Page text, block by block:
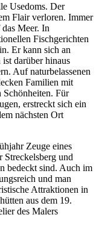
Usedoms. Der
Flair verloren. Immer
Meer. In
Fischgerichten
Er kann sich an
darüber hinaus
Auf naturbelassenen
Familien mit
Für
erstreckt sich ein
nächsten Ort
Zeuge eines
Streckelsberg und
bedeckt sind. Auch im
und man
Attraktionen in
aus dem 19.
des Malers